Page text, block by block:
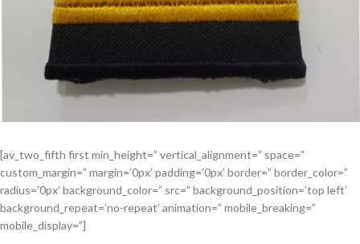
[av_two_fifth first min_height=” vertical_alignment=” space=”
custom_margin=” margin=’0px’ padding=’0px’ border=” border_color=”
radius=’0px’ background_color=” src=” background_position=’top left’
background_repeat=’no-repeat’ animation=” mobile_breaking=”
mobile_display=”]